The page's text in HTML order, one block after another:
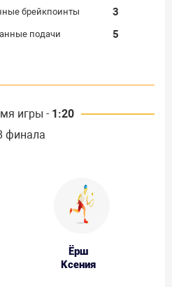
брейкпоинты
3
подачи 5
игры - 1:20
финала
Ёрш
Ксения